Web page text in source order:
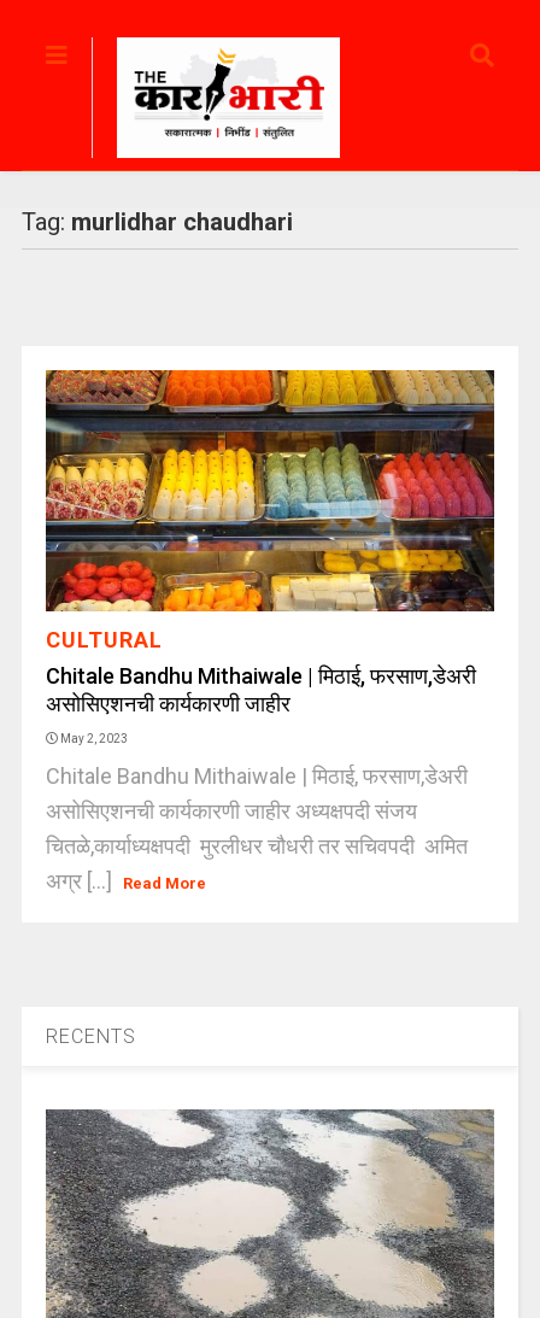
Tag: murlidhar chaudhari
CULTURAL
Chitale Bandhu Mithaiwale | मिठाई, फरसाण,डेअरी
असोसिएशनची कार्यकारणी जाहीर
May 2, 2023
Chitale Bandhu Mithaiwale | मिठाई, फरसाण,डेअरी
असोसिएशनची कार्यकारणी जाहीर अध्यक्षपदी संजय
चितळे,कार्याध्यक्षपदी मुरलीधर चौधरी तर सचिवपदी अमित
अग्र [...]
Read More
RECENTS